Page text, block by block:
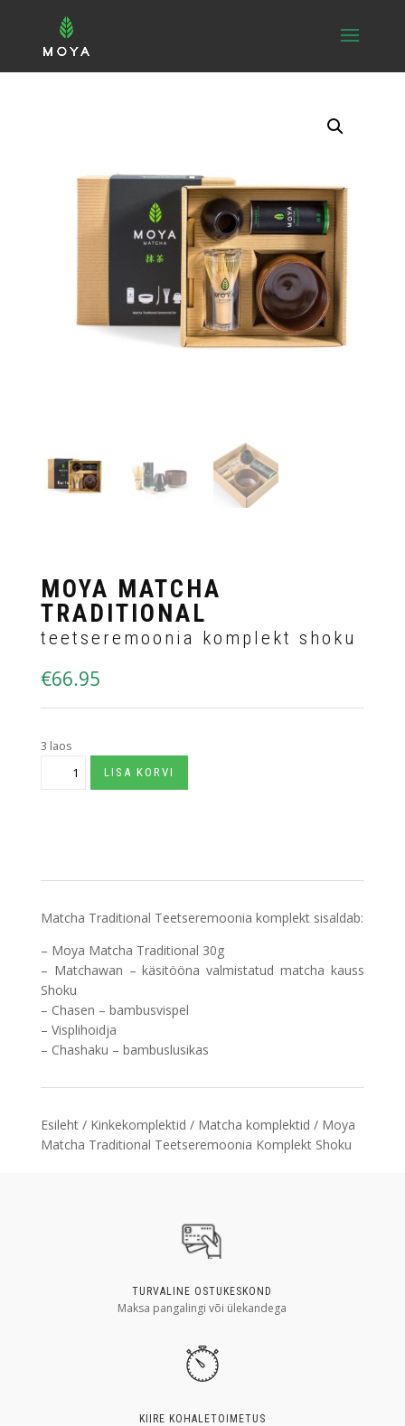
MOYA MATCHA
TRADITIONAL
teetseremoonia komplekt shoku
€66.95
3 laos
kogus
LISA KORVI
Matcha Traditional Teetseremoonia komplekt sisaldab:
– Moya Matcha Traditional 30g
– Matchawan – käsitööna valmistatud matcha kauss
Shoku
– Chasen – bambusvispel
– Visplihoidja
– Chashaku – bambuslusikas
Esileht/ Kinkekomplektid / Matcha komplektid / Moya
Matcha Traditional Teetseremoonia Komplekt Shoku
TURVALINE OSTUKESKOND
Maksa pangalingi või ülekandega
KIIRE KOHALETOIMETUS